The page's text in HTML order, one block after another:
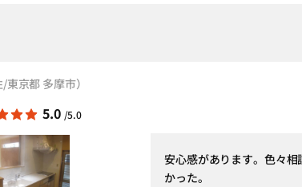
京都 多摩市）
5.0 /5.0
安心感があります。色々
かった。